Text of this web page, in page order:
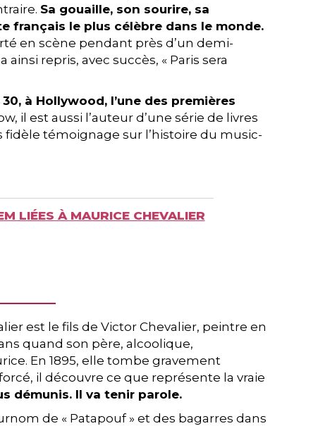
Sa gouaille, son sourire, sa
français le plus célèbre dans le monde.
en scène pendant près d’un demi-
repris, avec succès, « Paris sera
à Hollywood, l’une des premières
il est aussi l’auteur d’une série de livres
témoignage sur l’histoire du music-
LIÉES À MAURICE CHEVALIER
est le fils de Victor Chevalier, peintre en
quand son père, alcoolique,
En 1895, elle tombe gravement
il découvre ce que représente la vraie
démunis. Il va tenir parole.
de « Patapouf » et des bagarres dans